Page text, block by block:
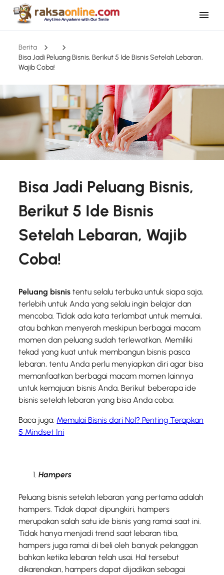
Berita
Bisa Jadi Peluang Bisnis, Berikut 5 Ide Bisnis Setelah Lebaran,
Wajib Coba!
Bisa Jadi Peluang Bisnis,
Berikut 5 Ide Bisnis
Setelah Lebaran, Wajib
Coba!
Peluang bisnis tentu selalu terbuka untuk siapa saja,
terlebih untuk Anda yang selalu ingin belajar dan
mencoba. Tidak ada kata terlambat untuk memulai,
atau bahkan menyerah meskipun berbagai macam
momen dan peluang sudah terlewatkan. Memiliki
tekad yang kuat untuk membangun bisnis pasca
lebaran, tentu Anda perlu menyiapkan diri agar bisa
memanfaatkan berbagai macam momen lainnya
untuk kemajuan bisnis Anda. Berikut beberapa ide
bisnis setelah lebaran yang bisa Anda coba:
Baca juga: Memulai Bisnis dari Nol? Penting Terapkan
5 Mindset Ini
Hampers
Peluang bisnis setelah lebaran yang pertama adalah
hampers. Tidak dapat dipungkiri, hampers
merupakan salah satu ide bisnis yang ramai saat ini.
Tidak hanya menjadi trend saat lebaran tiba,
hampers juga ramai di beli oleh banyak pelanggan
bahkan ketika lebaran telah usai. Hal tersebut
dikarenakan, hampers dapat dijadikan sebagai